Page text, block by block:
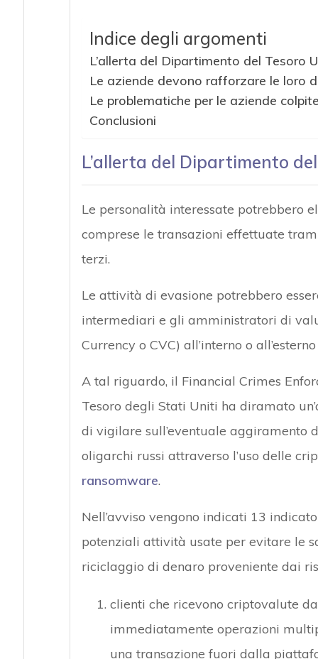
Indice degli argomenti
L’allerta del Dipartimento del Tesoro
Le aziende devono rafforzare le loro
Le problematiche per le aziende
Conclusioni
L’allerta del Dipartimento
Le personalità interessate potrebbero
comprese le transazioni effettuate
terzi.
Le attività di evasione potrebbero
intermediari e gli amministratori di
Currency o CVC) all’interno o
A tal riguardo, il Financial Crimes
Tesoro degli Stati Uniti ha diramato
di vigilare sull’eventuale aggiramento
oligarchi russi attraverso l’uso delle
ransomware.
Nell’avviso vengono indicati 13
potenziali attività usate per evitare le
riciclaggio di denaro proveniente dai
clienti che ricevono criptovalute
immediatamente operazioni
una transazione fuori dalla